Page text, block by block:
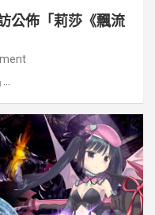
公佈「莉莎《飄流